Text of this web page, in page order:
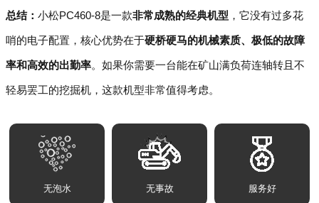
总结： 小松PC460-8是一款非常成熟的经典机型 ，它没有过多花
哨的电子配置，核心优势在于硬桥硬马的机械素质、极低的故障
率和高效的出勤率。如果你需要一台能在矿山满负荷连轴转且不
轻易罢工的挖掘机，这款机型非常值得考虑。
无泡水 无事故 服务好